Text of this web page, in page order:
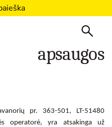
pr. 363-501, LT-51480
operatorė, yra atsakinga už